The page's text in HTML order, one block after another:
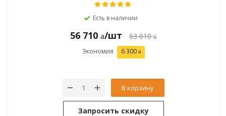
Есть в наличии
56 710 /шт 63 010
Экономия 6 300
В корзину
Запросить скидку